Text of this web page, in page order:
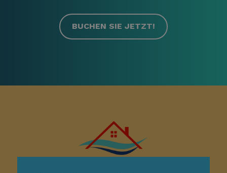
BUCHEN SIE JETZT!